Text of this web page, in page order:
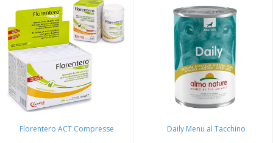
Florentero ACT Compresse Daily Menu al Tacchino